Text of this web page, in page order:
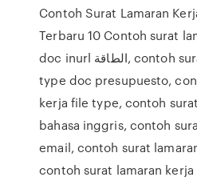
Contoh Surat Lamaran
Terbaru 10 Contoh surat
doc inurl الطاقة, contoh surat lamaran kerja file
type doc presupuesto,
kerja file type, contoh
bahasa inggris, contoh
email, contoh surat
contoh surat lamaran